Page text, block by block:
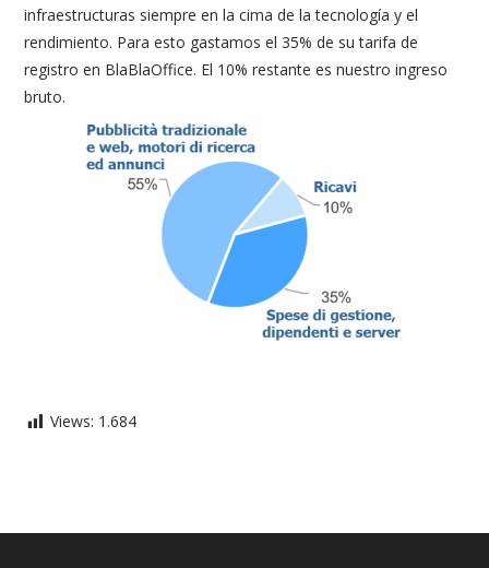
infraestructuras siempre en la cima de la tecnología y el
rendimiento. Para esto gastamos el 35% de su tarifa de
registro en BlaBlaOffice. El 10% restante es nuestro ingreso
bruto.
Views: 1.684